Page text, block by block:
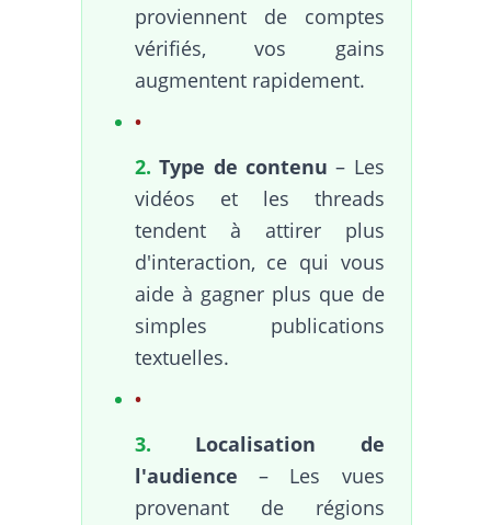
proviennent de comptes
vérifiés, vos gains
augmentent rapidement.
2. Type de contenu – Les
vidéos et les threads
tendent à attirer plus
d'interaction, ce qui vous
aide à gagner plus que de
simples publications
textuelles.
3. Localisation de
l'audience – Les vues
provenant de régions